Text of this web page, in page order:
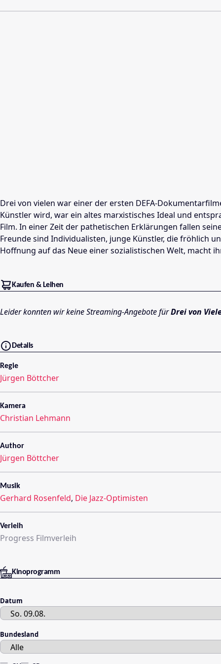
Drei von vielen war einer der ersten DEFA-
Künstler wird, war ein altes marxistisches Ideal und
Film. In einer Zeit der pathetischen Erklärungen fallen
Freunde sind Individualisten, junge Künstler, die fröhlich
Hoffnung auf das Neue einer sozialistischen Welt, macht
Kaufen & Leihen
Leider konnten wir keine Streaming-Angebote fürDrei von
Details
Regie
Jürgen Böttcher
Kamera
Christian Lehmann
Author
Jürgen Böttcher
Musik
Gerhard Rosenfeld, Die Jazz-Optimisten
Verleih
Progress Filmverleih
Kinoprogramm
Datum
Bundesland